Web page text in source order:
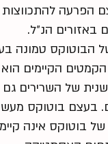
הפרעה
באזורים הנ״ל.
הבוטוקס טמונה
הקיימים
של השרירים גם
בעצם בוטוקס
בוטוקס אינה